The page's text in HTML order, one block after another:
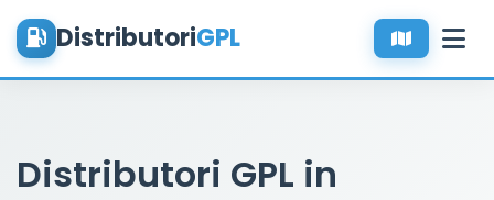
DistributoriGPL
Distributori GPL in